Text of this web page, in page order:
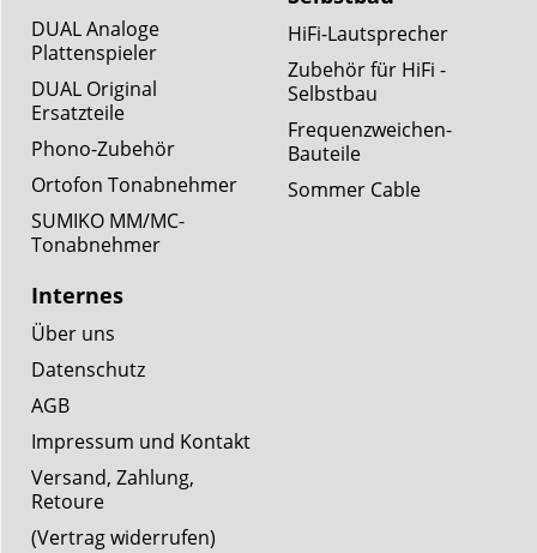
HiFi-Lautsprecher
Zubehör für HiFi -
Selbstbau
Frequenzweichen-
Bauteile
Sommer Cable
DUAL Analoge
Plattenspieler
DUAL Original
Ersatzteile
Phono-Zubehör
Ortofon Tonabnehmer
SUMIKO MM/MC-
Tonabnehmer
Internes
Über uns
Datenschutz
AGB
Impressum und Kontakt
Versand, Zahlung,
Retoure
(Vertrag widerrufen)